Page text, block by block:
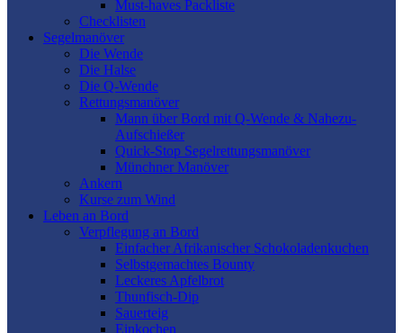
Must-haves Packliste
Checklisten
Segelmanöver
Die Wende
Die Halse
Die Q-Wende
Rettungsmanöver
Mann über Bord mit Q-Wende & Nahezu-
Aufschießer
Quick-Stop Segelrettungsmanöver
Münchner Manöver
Ankern
Kurse zum Wind
Leben an Bord
Verpflegung an Bord
Einfacher Afrikanischer Schokoladenkuchen
Selbstgemachtes Bounty
Leckeres Apfelbrot
Thunfisch-Dip
Sauerteig
Einkochen